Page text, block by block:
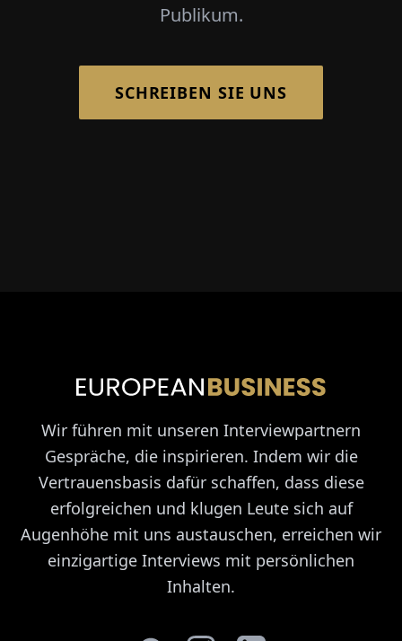
Publikum.
SCHREIBEN SIE UNS
Wir führen mit unseren Interviewpartnern
Gespräche, die inspirieren. Indem wir die
Vertrauensbasis dafür schaffen, dass diese
erfolgreichen und klugen Leute sich auf
Augenhöhe mit uns austauschen, erreichen wir
einzigartige Interviews mit persönlichen
Inhalten.